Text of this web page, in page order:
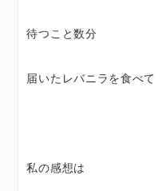
待つこと数分
届いたレバニラを食べて
私の感想は